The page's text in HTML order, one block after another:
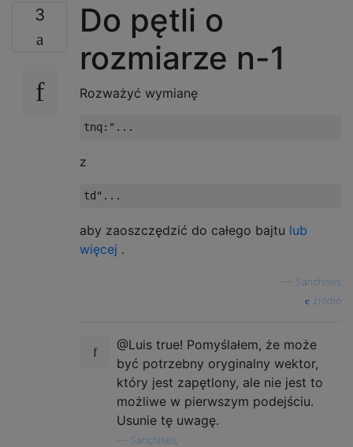
3
Do pętli o
rozmiarze n-1
Rozważyć wymianę
z
aby zaoszczędzić do całego bajtu lub
więcej .
Sanchises
źródło
@Luis true! Pomyślałem, że może
być potrzebny oryginalny wektor,
który jest zapętlony, ale nie jest to
możliwe w pierwszym podejściu.
Usunie tę uwagę.
Sanchises,